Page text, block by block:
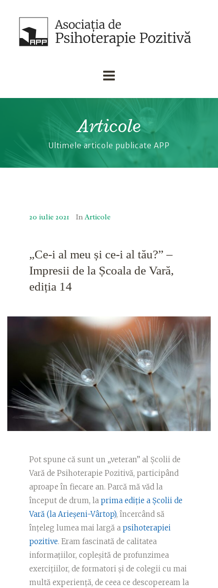
Articole
Ultimele articole publicate APP
20 iulie 2021 In Articole
„Ce-i al meu și ce-i al tău?” –
Impresii de la Școala de Vară,
ediția 14
Pot spune că sunt un „veteran” al Școlii de
Vară de Psihoterapie Pozitivă, participând
aproape în fiecare an. Parcă mă văd la
început de drum, la prima ediție a Școlii de
Vară (la Arieșeni-Vârtop), încercând să
înțeleg lumea mai largă a psihoterapiei
pozitive. Eram fascinată de calitatea
informațiilor, copleșită de profunzimea
exercițiilor, de formatori și de colegii cu mai
multă experiență, de ceea ce descopeream la